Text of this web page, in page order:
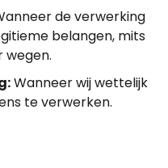
de verwerking
belangen, mits
wegen.
Wanneer wij wettelijk
te verwerken.